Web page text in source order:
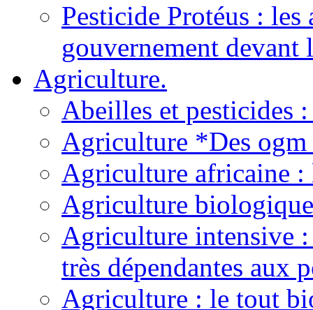
Pesticide Protéus :
gouvernement devant
Agriculture.
Abeilles et pesticides
Agriculture *Des
Agriculture africaine :
Agriculture biologique
Agriculture intensive :
très dépendantes aux
Agriculture : le tout